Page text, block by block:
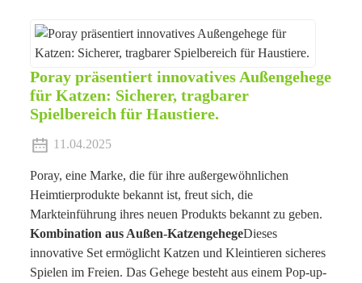
Poray präsentiert innovatives Außengehege
für Katzen: Sicherer, tragbarer
Spielbereich für Haustiere.
11.04.2025
Poray, eine Marke, die für ihre außergewöhnlichen
Heimtierprodukte bekannt ist, freut sich, die
Markteinführung ihres neuen Produkts bekannt zu geben.
Kombination aus Außen-KatzengehegeDieses
innovative Set ermöglicht Katzen und Kleintieren sicheres
Spielen im Freien. Das Gehege besteht aus einem Pop-up-